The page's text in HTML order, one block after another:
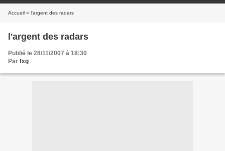
Accueil » l'argent des radars
l'argent des radars
Publié le 28/11/2007 à 18:30
Par fxg